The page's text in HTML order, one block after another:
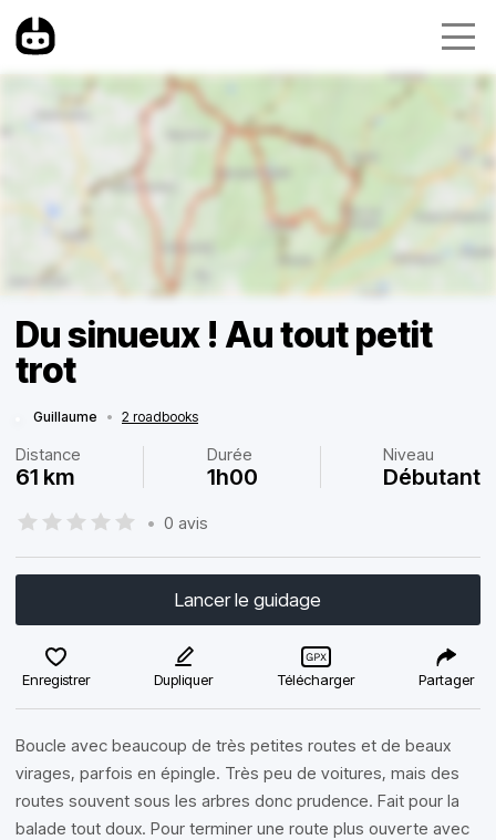
Du sinueux ! Au tout petit
trot
Guillaume • 2 roadbooks
Distance
61 km
Durée
1h00
Niveau
Débutant
• 0 avis
Lancer le guidage
Enregistrer Dupliquer Télécharger Partager
Boucle avec beaucoup de très petites routes et de beaux
virages, parfois en épingle. Très peu de voitures, mais des
routes souvent sous les arbres donc prudence. Fait pour la
balade tout doux. Pour terminer une route plus ouverte avec